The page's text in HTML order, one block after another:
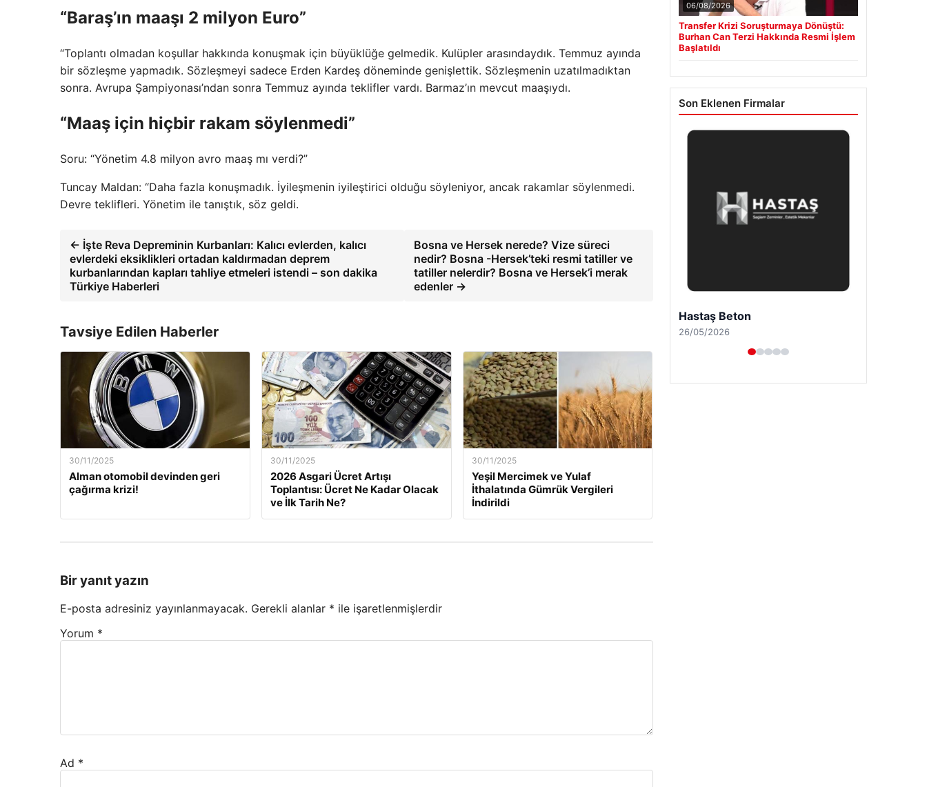
“Baraş’ın maaşı 2 milyon Euro”
“Toplantı olmadan koşullar hakkında konuşmak için büyüklüğe gelmedik. Kulüpler arasındaydık. Temmuz ayında
bir sözleşme yapmadık. Sözleşmeyi sadece Erden Kardeş döneminde genişlettik. Sözleşmenin uzatılmadıktan
sonra. Avrupa Şampiyonası’ndan sonra Temmuz ayında teklifler vardı. Barmaz’ın mevcut maaşıydı.
“Maaş için hiçbir rakam söylenmedi”
Soru: “Yönetim 4.8 milyon avro maaş mı verdi?”
Tuncay Maldan: “Daha fazla konuşmadık. İyileşmenin iyileştirici olduğu söyleniyor, ancak rakamlar söylenmedi.
Devre teklifleri. Yönetim ile tanıştık, söz geldi.
← İşte Reva Depreminin Kurbanları: Kalıcı evlerden, kalıcı
evlerdeki eksiklikleri ortadan kaldırmadan deprem
kurbanlarından kapları tahliye etmeleri istendi – son dakika
Türkiye Haberleri
Bosna ve Hersek nerede? Vize süreci
nedir? Bosna -Hersek’teki resmi tatiller ve
tatiller nelerdir? Bosna ve Hersek’i merak
edenler →
Tavsiye Edilen Haberler
30/11/2025
Alman otomobil devinden geri
çağırma krizi!
30/11/2025
2026 Asgari Ücret Artışı
Toplantısı: Ücret Ne Kadar Olacak
ve İlk Tarih Ne?
30/11/2025
Yeşil Mercimek ve Yulaf
İthalatında Gümrük Vergileri
İndirildi
Bir yanıt yazın
E-posta adresiniz yayınlanmayacak. Gerekli alanlar * ile işaretlenmişlerdir
Yorum *
Ad *
06/08/2026
Transfer Krizi Soruşturmaya Dönüştü:
Burhan Can Terzi Hakkında Resmi İşlem
Başlatıldı
Son Eklenen Firmalar
Prenses Night Club
29/04/2026